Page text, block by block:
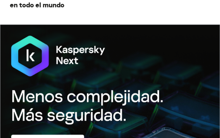
en todo el mundo